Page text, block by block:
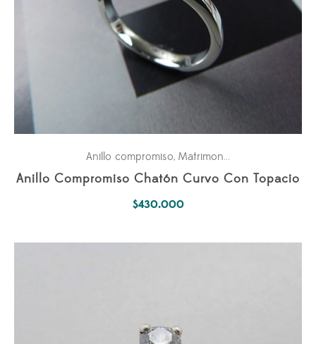
Anillo compromiso, Matrimonio
Anillo Compromiso Chatón Curvo Con Topacio
$430.000